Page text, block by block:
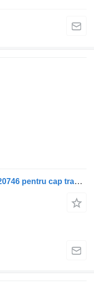
Unitate de control Bosch 0281020746 pentru cap tractor MAN TG3, TGX, TGS